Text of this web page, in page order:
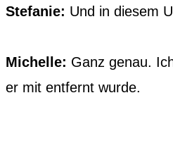
Stefanie: Und in diesem
Michelle: Ganz genau.
er mit entfernt wurde.